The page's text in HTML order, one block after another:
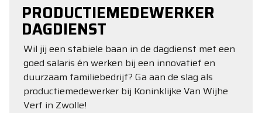
PRODUCTIEMEDEWERKER
DAGDIENST
Wil jij een stabiele baan in de dagdienst met een
goed salaris én werken bij een innovatief en
duurzaam familiebedrijf? Ga aan de slag als
productiemedewerker bij Koninklijke Van Wijhe
Verf in Zwolle!